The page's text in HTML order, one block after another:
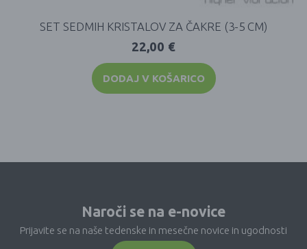
SET SEDMIH KRISTALOV ZA ČAKRE (3-5 CM)
22,00 €
DODAJ V KOŠARICO
Naroči se na e-novice
Prijavite se na naše tedenske in mesečne novice in ugodnosti